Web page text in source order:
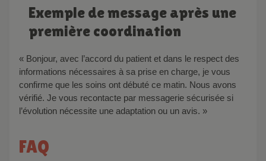
Exemple de message après une
première coordination
« Bonjour, avec l’accord du patient et dans le respect des
informations nécessaires à sa prise en charge, je vous
confirme que les soins ont débuté ce matin. Nous avons
vérifié. Je vous recontacte par messagerie sécurisée si
l’évolution nécessite une adaptation ou un avis. »
FAQ